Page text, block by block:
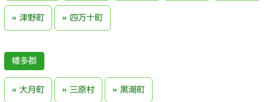
津野町 四万十町
幡多郡
大月町 三原村 黒潮町